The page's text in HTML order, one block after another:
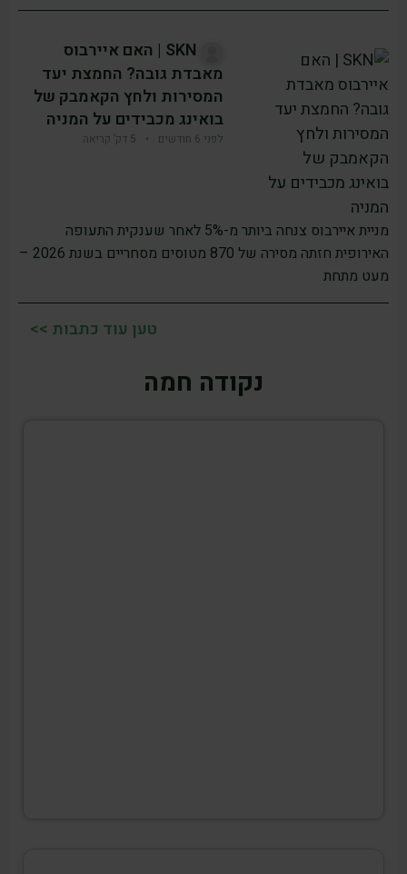
SKN | האם איירבוס
מאבדת גובה? החמצת יעד
המסירות ולחץ הקאמבק של
בואינג מכבידים על המניה
לפני 6 חודשים • 5 דק’ קריאה
מניית איירבוס צנחה ביותר מ-5% לאחר שענקית התעופה
האירופית חזתה מסירה של 870 מטוסים מסחריים בשנת 2026 –
מעט מתחת
טען עוד כתבות >>
נקודה חמה